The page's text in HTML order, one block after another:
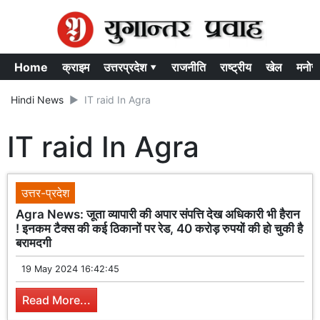
Home क्राइम उत्तरप्रदेश ▾ राजनीति राष्ट्रीय खेल
Hindi News IT raid In Agra
IT raid In Agra
उत्तर-प्रदेश
Agra News: जूता व्यापारी की अपार संपत्ति देख अधिकारी भी हैरान
! इनकम टैक्स की कई ठिकानों पर रेड, 40 करोड़ रुपयों की हो चुकी है
बरामदगी
19 May 2024 16:42:45
Read More...